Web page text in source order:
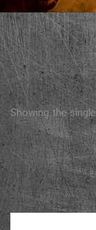
Showing the